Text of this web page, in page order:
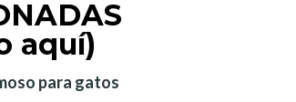
aquí)
para gatos